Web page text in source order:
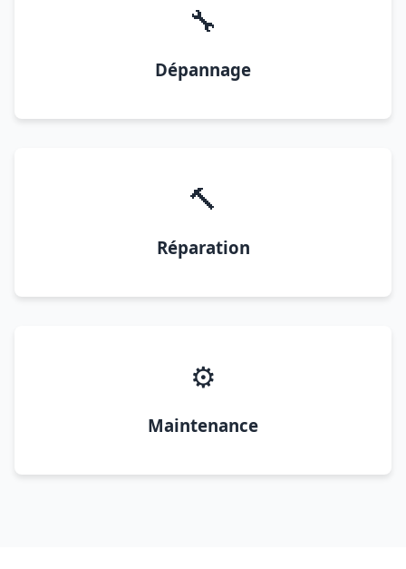
🔧
Dépannage
🔨
Réparation
⚙️
Maintenance